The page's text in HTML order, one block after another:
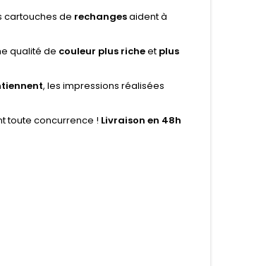
cartouches de rechangesaident à
qualité de couleur plus richeet plus
, les impressions réalisées
toute concurrence ! Livraison en 48h